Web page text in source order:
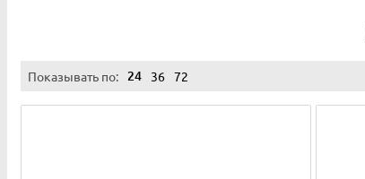
Показывать по: 24 36 72